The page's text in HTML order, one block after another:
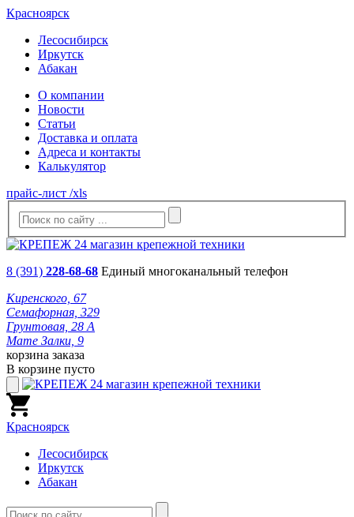
Красноярск
Лесосибирск
Иркутск
Абакан
О компании
Новости
Статьи
Доставка и оплата
Адреса и контакты
Калькулятор
прайс-лист /xls
8 (391) 228-68-68 Единый многоканальный телефон
Киренского, 67
Семафорная, 329
Грунтовая, 28 А
Мате Залки, 9
корзина заказа
В корзине пусто
Красноярск
Лесосибирск
Иркутск
Абакан